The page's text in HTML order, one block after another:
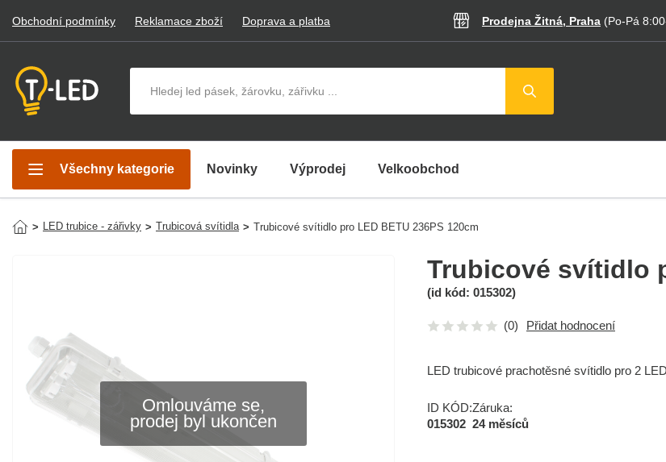
Obchodní podmínky Reklamace zboží Doprava a platba Prodejna Žitná, Praha (Po-Pá
Všechny kategorie Novinky Výprodej Velkoobchod
> LED trubice - zářivky > Trubicová svítidla > Trubicové svítidlo pro LED BETU 236PS 120cm
Omlouváme se,
prodej byl ukončen
Trubicové svítidlo
(id kód: 015302)
(0) Přidat hodnocení
LED trubicové prachotěsné svítidlo pro 2
ID KÓD:
015302
Záruka:
24 měsíců